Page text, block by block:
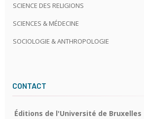
SCIENCE DES RELIGIONS
SCIENCES & MÉDECINE
SOCIOLOGIE & ANTHROPOLOGIE
CONTACT
Éditions de l'Université de Bruxelles